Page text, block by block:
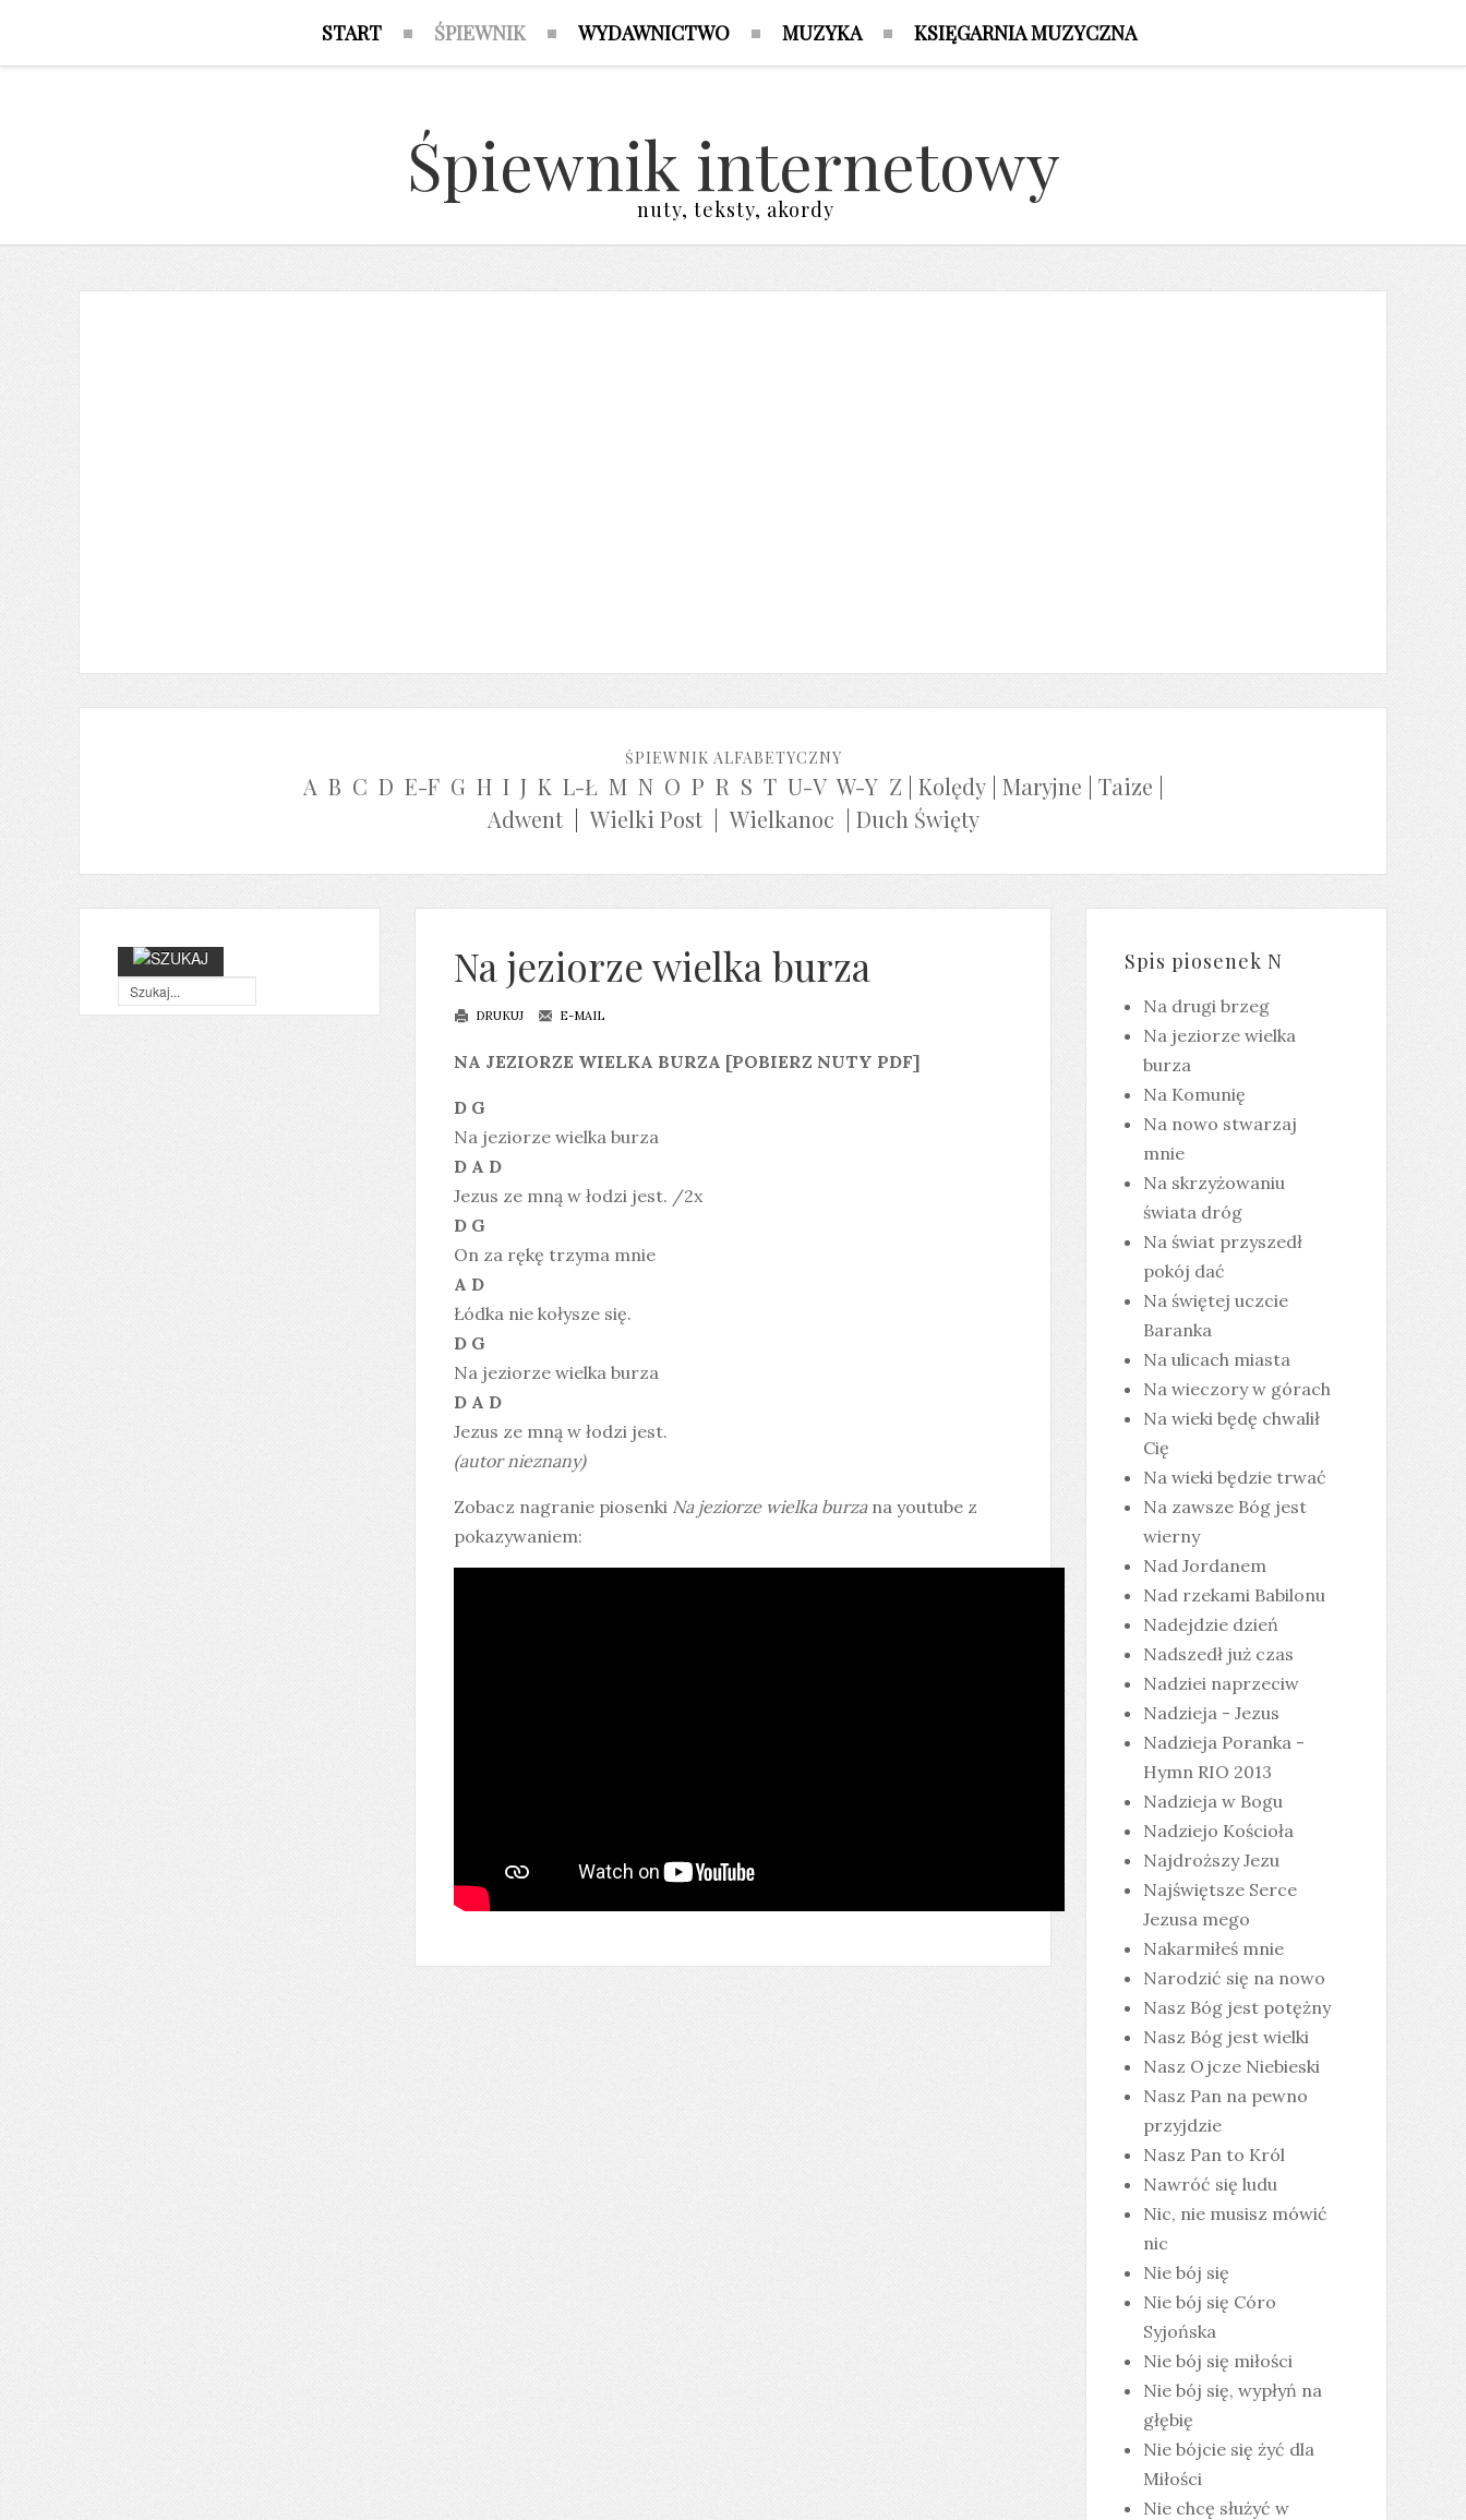
START ŚPIEWNIK WYDAWNICTWO MUZYKA KSIĘGARNIA MUZYCZNA
Śpiewnik internetowy
nuty, teksty, akordy
ŚPIEWNIK ALFABETYCZNY
A B C D E-F G H I J K L-Ł M N O P R S T U-V W-Y Z Kolędy| Maryjne Taize
Adwent| Wielki Post| Wielkanoc Duch Święty
Na jeziorze wielka burza
DRUKUJ E-MAIL
NA JEZIORZE WIELKA BURZA [POBIERZ NUTY PDF]
D G
Na jeziorze wielka burza
D A D
Jezus ze mną w łodzi jest. /2x
D G
On za rękę trzyma mnie
A D
Łódka nie kołysze się.
D G
Na jeziorze wielka burza
D A D
Jezus ze mną w łodzi jest.
(autor nieznany)
Zobacz nagranie piosenki Na jeziorze wielka burzana youtube z
pokazywaniem:
Spis piosenek N
Na drugi brzeg
Na jeziorze wielka
burza
Na Komunię
Na nowo stwarzaj
mnie
Na skrzyżowaniu
świata dróg
Na świat przyszedł
pokój dać
Na świętej uczcie
Baranka
Na ulicach miasta
Na wieczory w górach
Na wieki będę chwalił
Cię
Na wieki będzie trwać
Na zawsze Bóg jest
wierny
Nad Jordanem
Nad rzekami Babilonu
Nadejdzie dzień
Nadszedł już czas
Nadziei naprzeciw
Nadzieja - Jezus
Nadzieja Poranka -
Hymn RIO 2013
Nadzieja w Bogu
Nadziejo Kościoła
Najdroższy Jezu
Najświętsze Serce
Jezusa mego
Nakarmiłeś mnie
Narodzić się na nowo
Nasz Bóg jest potężny
Nasz Bóg jest wielki
Nasz Ojcze Niebieski
Nasz Pan na pewno
przyjdzie
Nasz Pan to Król
Nawróć się ludu
Nic, nie musisz mówić
nic
Nie bój się
Nie bój się Córo
Syjońska
Nie bój się miłości
Nie bój się, wypłyń na
głębię
Nie bójcie się żyć dla
Miłości
Nie chcę służyć w